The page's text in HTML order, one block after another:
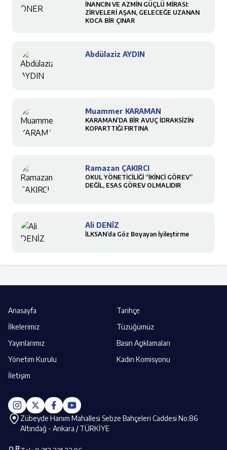
İNANCIN VE AZMİN GÜÇLÜ MİRASI:
ZİRVELERİ AŞAN, GELECEĞE UZANAN
KOCA BİR ÇINAR
Abdülaziz AYDIN
Muammer KARAMAN
KARAMAN’DA BİR AVUÇ İDRAKSİZİN
KOPARTTIĞI FIRTINA
Ramazan ÇAKIRCI
OKUL YÖNETİCİLİĞİ “İKİNCİ GÖREV”
DEĞİL, ESAS GÖREV OLMALIDIR
Ali DENİZ
İLKSAN’da Göz Boyayan İyileştirme
Anasayfa
Tarihçe
İlkelerimiz
Tüzüğümüz
Yayınlarımız
Basın Açıklamaları
Yönetim Kurulu
Kadın Komisyonu
İletişim
Zübeyde Hanım Mahallesi Sebze Bahçeleri Caddesi No:86
Altındağ - Ankara / TÜRKİYE